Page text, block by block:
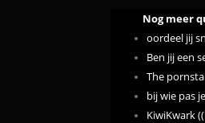
Nog meer
oordeel jij
Ben jij een
The
bij wie pas
KiwiKwark